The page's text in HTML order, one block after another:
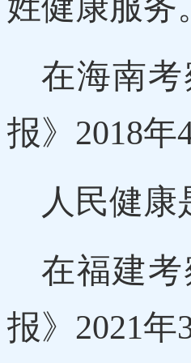
在海南
报》2018年
人民健
在福建
报》2021年